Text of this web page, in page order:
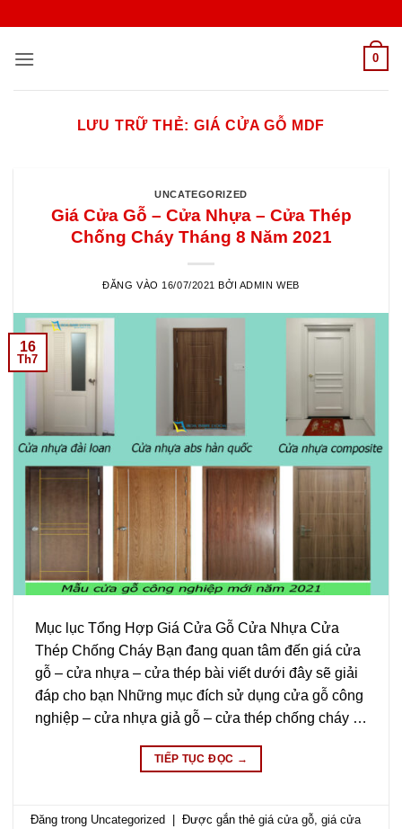
nội
0
LƯU TRỮ THẺ:GIÁ CỬA GỖ MDF
UNCATEGORIZED
Giá Cửa Gỗ – Cửa Nhựa – Cửa Thép
Chống Cháy Tháng 8 Năm 2021
ĐĂNG VÀO 16/07/2021 BỞI ADMIN WEB
16
Th7
Mục lục Tổng Hợp Giá Cửa Gỗ Cửa Nhựa Cửa
Thép Chống Cháy Bạn đang quan tâm đến giá cửa
gỗ – cửa nhựa – cửa thép bài viết dưới đây sẽ giải
đáp cho bạn Những mục đích sử dụng cửa gỗ công
nghiệp – cửa nhựa giả gỗ – cửa thép chống cháy …
TIẾP TỤC ĐỌC →
Đăng trong Uncategorized Được gắn thẻgiá cửa gỗ ,giá cửa